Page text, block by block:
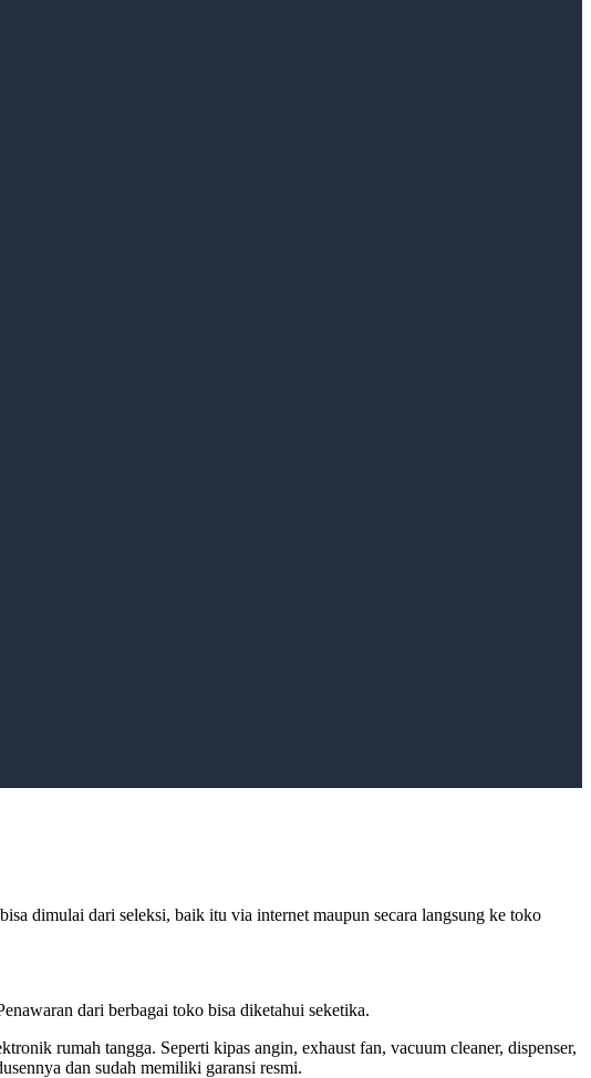
dimulai dari seleksi, baik itu via internet maupun secara langsung ke toko
dari berbagai toko bisa diketahui seketika.
rumah tangga. Seperti kipas angin, exhaust fan, vacuum cleaner, dispenser,
dan sudah memiliki garansi resmi.